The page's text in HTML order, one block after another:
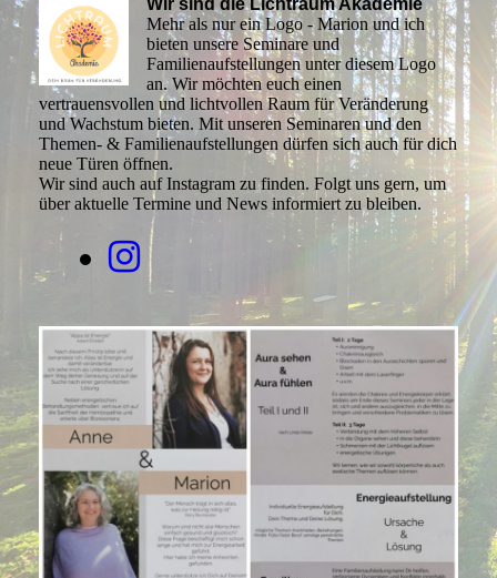
Wir sind die Lichtraum Akademie
Mehr als nur ein Logo - Marion und ich
bieten unsere Seminare und
Familienaufstellungen unter diesem Logo
an. Wir möchten euch einen
vertrauensvollen und lichtvollen Raum für Veränderung
und Wachstum bieten. Mit unseren Seminaren und den
Themen- & Familienaufstellungen dürfen sich auch für dich
neue Türen öffnen.
Wir sind auch auf Instagram zu finden. Folgt uns gern, um
über aktuelle Termine und News informiert zu bleiben.